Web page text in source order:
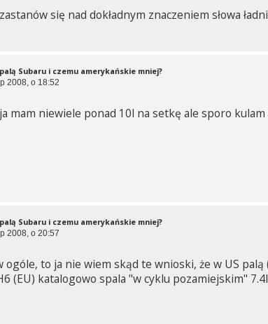
się nad dokładnym znaczeniem słowa
Subaru i czemu amerykańskie mniej?
2008, o 18:52
mam niewiele ponad 10l na setkę ale sporo
Subaru i czemu amerykańskie mniej?
2008, o 20:57
ogóle, to ja nie wiem skąd te wnioski, że w US
(EU) katalogowo spala "w cyklu pozamiejskim"